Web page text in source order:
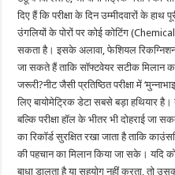
दिए हैं कि परीक्षा के दिन उम्मीदवारों के
उंगलियों के पोरों पर कोई कोटिंग
सकता है। इसके अलावा, फेशियल रिकग्निशन
जा सकते हैं ताकि सॉफ्टवेयर सटीक मिलान
जरूरी?नीट जैसी प्रतिष्ठित परीक्षा में
लिए बायोमेट्रिक डेटा सबसे बड़ा हथियार
बल्कि परीक्षा हॉल के भीतर भी दोहराई जा
का रिकॉर्ड सुरक्षित रखा जाता है ताकि
की पहचान का मिलान किया जा सके। यदि
बाधा डालता है या सहयोग नहीं करता, तो